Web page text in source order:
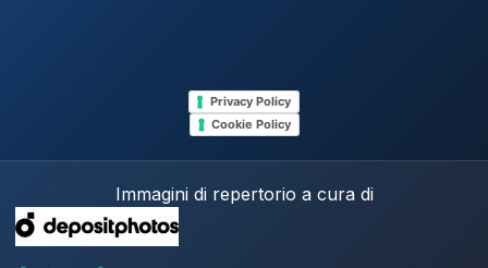
Privacy Policy
Cookie Policy
Immagini di repertorio a cura di